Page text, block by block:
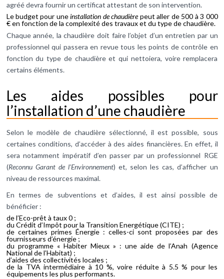
agréé devra fournir un certificat attestant de son intervention.
Le budget pour uneinstallation de chaudièrepeut aller de 500 à 3 000
€ en fonction de la complexité des travaux et du type de chaudière.
Chaque année, la chaudière doit faire l’objet d’un entretien par un
professionnel qui passera en revue tous les points de contrôle en
fonction du type de chaudière et qui nettoiera, voire remplacera
certains éléments.
Les aides possibles pour
l’installation d’une chaudière
Selon le modèle de chaudière sélectionné, il est possible, sous
certaines conditions, d’accéder à des aides financières. En effet, il
sera notamment impératif d’en passer par un professionnel RGE
(Reconnu Garant de l’Environnement) et, selon les cas, d’afficher un
niveau de ressources maximal.
En termes de subventions et d’aides, il est ainsi possible de
bénéficier :
de l’Eco-prêt à taux 0 ;
du Crédit d’Impôt pour la Transition Energétique (CITE) ;
de certaines primes Énergie : celles-ci sont proposées par des
fournisseurs d’énergie ;
du programme « Habiter Mieux » : une aide de l’Anah (Agence
National de l’Habitat) ;
d’aides des collectivités locales ;
de la TVA intermédiaire à 10 %, voire réduite à 5.5 % pour les
équipements les plus performants.